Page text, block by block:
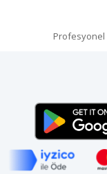
Profesyonel